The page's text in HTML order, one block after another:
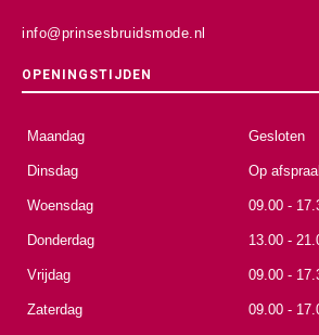
info@prinsesbruidsmode.nl
OPENINGSTIJDEN
Maandag Gesloten
Dinsdag Op
Woensdag 09.00 -
Donderdag 13.00 -
Vrijdag 09.00 -
Zaterdag 09.00 -